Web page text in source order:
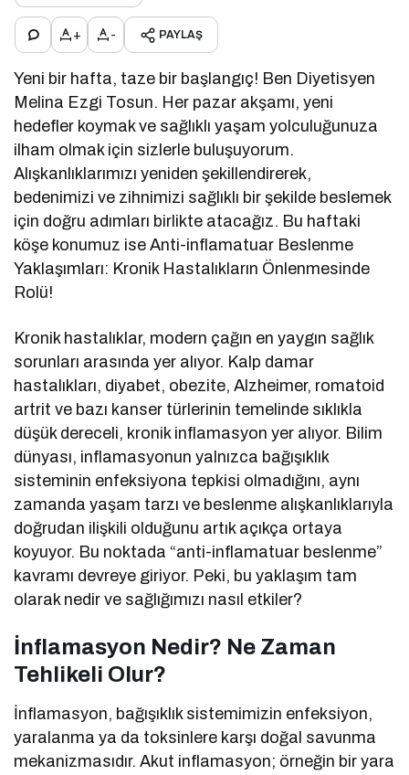
+ - PAYLAŞ
Yeni bir hafta, taze bir başlangıç! Ben Diyetisyen
Melina Ezgi Tosun. Her pazar akşamı, yeni
hedefler koymak ve sağlıklı yaşam yolculuğunuza
ilham olmak için sizlerle buluşuyorum.
Alışkanlıklarımızı yeniden şekillendirerek,
bedenimizi ve zihnimizi sağlıklı bir şekilde beslemek
için doğru adımları birlikte atacağız. Bu haftaki
köşe konumuz ise Anti-inflamatuar Beslenme
Yaklaşımları: Kronik Hastalıkların Önlenmesinde
Rolü!
Kronik hastalıklar, modern çağın en yaygın sağlık
sorunları arasında yer alıyor. Kalp damar
hastalıkları, diyabet, obezite, Alzheimer, romatoid
artrit ve bazı kanser türlerinin temelinde sıklıkla
düşük dereceli, kronik inflamasyon yer alıyor. Bilim
dünyası, inflamasyonun yalnızca bağışıklık
sisteminin enfeksiyona tepkisi olmadığını, aynı
zamanda yaşam tarzı ve beslenme alışkanlıklarıyla
doğrudan ilişkili olduğunu artık açıkça ortaya
koyuyor. Bu noktada “anti-inflamatuar beslenme”
kavramı devreye giriyor. Peki, bu yaklaşım tam
olarak nedir ve sağlığımızı nasıl etkiler?
İnflamasyon Nedir? Ne Zaman
Tehlikeli Olur?
İnflamasyon, bağışıklık sistemimizin enfeksiyon,
yaralanma ya da toksinlere karşı doğal savunma
mekanizmasıdır. Akut inflamasyon; örneğin bir yara